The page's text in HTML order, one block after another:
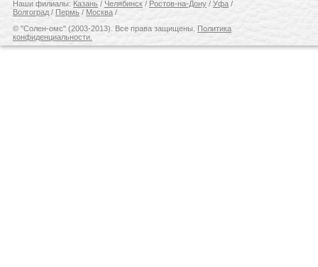
Наши филиалы: Казань / Челябинск / Ростов-на-Дону / Уфа /
Волгоград / Пермь / Москва /
© "Солен-омс" (2003-2013). Все права защищены. Политика
конфиденциальности.